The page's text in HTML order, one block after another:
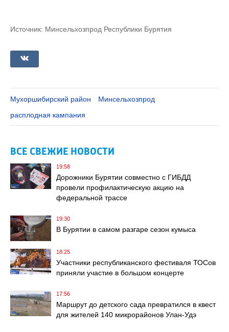
Источник: Минсельхозпрод Республики Бурятия
Мухоршибирский район
Минсельхозпрод
расплодная кампания
ВСЕ СВЕЖИЕ НОВОСТИ
19:58
Дорожники Бурятии совместно с ГИБДД
провели профилактическую акцию на
федеральной трассе
19:30
В Бурятии в самом разгаре сезон кумыса
18:25
Участники республиканского фестиваля ТОСов
приняли участие в большом концерте
17:56
Маршрут до детского сада превратился в квест
для жителей 140 микрорайонов Улан-Удэ